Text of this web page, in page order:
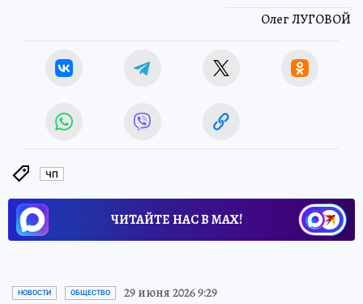
Олег ЛУГОВОЙ
ЧП
ЧИТАЙТЕ НАС В МАХ!
НОВОСТИ ОБЩЕСТВО 29 июня 2026 9:29